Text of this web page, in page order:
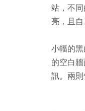
站，不
亮，且
小幅的
的空白
訊。兩